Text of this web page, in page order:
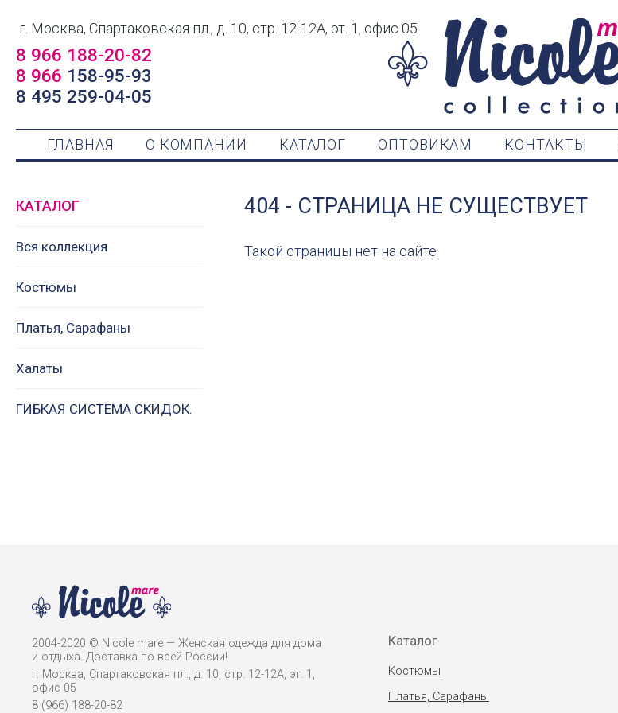
г. Москва, Спартаковская пл., д. 10, стр. 12-12А, эт. 1, офис 05
8 966 188-20-82
8 966 158-95-93
8 495 259-04-05
ГЛАВНАЯ О КОМПАНИИ КАТАЛОГ ОПТОВИКАМ КОНТАКТЫ
КАТАЛОГ
Вся коллекция
Костюмы
Платья, Сарафаны
Халаты
ГИБКАЯ СИСТЕМА СКИДОК.
404 - СТРАНИЦА НЕ СУЩЕСТВУЕТ
Такой страницы нет на сайте
2004-2020 © Nicole mare — Женская одежда для дома
и отдыха. Доставка по всей России!
г. Москва, Спартаковская пл., д. 10, стр. 12-12А, эт. 1,
офис 05
8 (966) 188-20-82
Каталог
Костюмы
Платья, Сарафаны